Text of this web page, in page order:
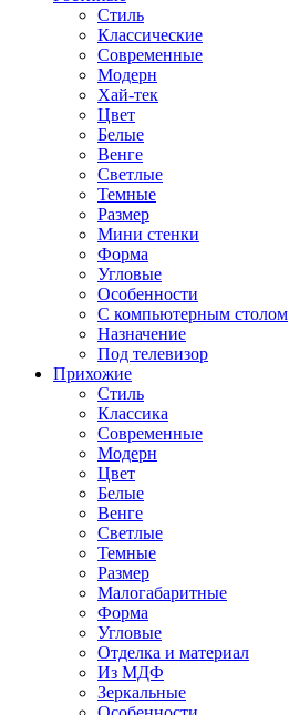
Стиль
Классические
Современные
Модерн
Хай-тек
Цвет
Белые
Венге
Светлые
Темные
Размер
Мини стенки
Форма
Угловые
Особенности
С компьютерным столом
Назначение
Под телевизор
Прихожие
Стиль
Классика
Современные
Модерн
Цвет
Белые
Венге
Светлые
Темные
Размер
Малогабаритные
Форма
Угловые
Отделка и материал
Из МДФ
Зеркальные